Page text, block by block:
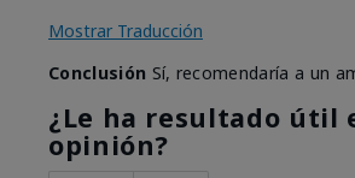
Mostrar Traducción
Conclusión Sí, recomendaría a un
¿Le ha resultado útil
opinión?